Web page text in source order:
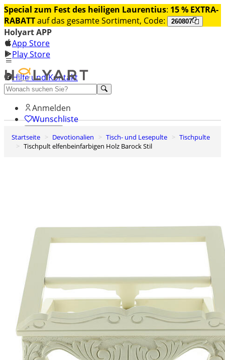
Special zum Fest des heiligen Laurentius: 15 % EXTRA-
RABATTauf das gesamte Sortiment, Code: 260807
Holyart APP
App Store
Play Store
Hilfe und Kontakt
Entdecken Sie Premium
Anmelden
Wunschliste
0
Warenkorb
Startseite Devotionalien Tisch- und Lesepulte
Tischpulte
Tischpult elfenbeinfarbigen Holz Barock Stil